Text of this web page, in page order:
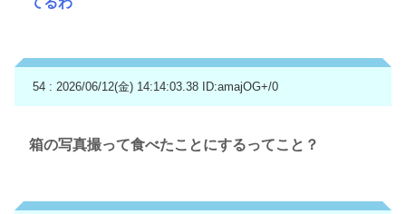
54 : 2026/06/12(金) 14:14:03.38 ID:amajOG+/0
箱の写真撮って食べたことにするってこと？